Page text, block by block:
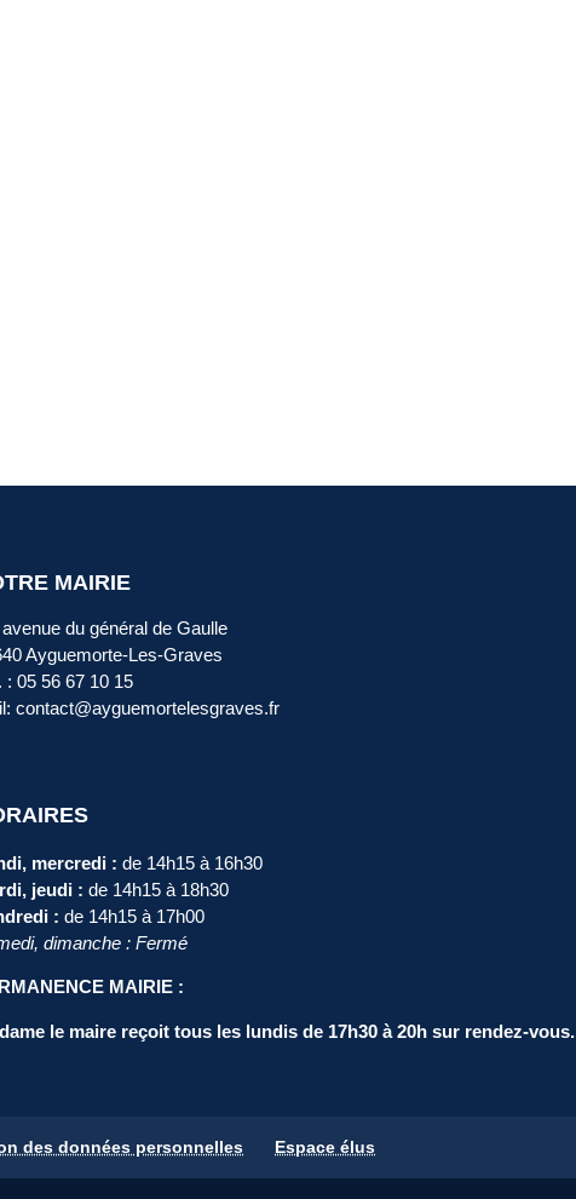
MAIRIE
avenue du général de Gaulle
Ayguemorte-Les-Graves
: 05 56 67 10 15
contact@ayguemortelesgraves.fr
mercredi : de 14h15 à 16h30
jeudi : de 14h15 à 18h30
: de 14h15 à 17h00
dimanche : Fermé
MAIRIE :
le maire reçoit tous les lundis de 17h30 à 20h sur rendez-vous.
des données personnelles Espace élus